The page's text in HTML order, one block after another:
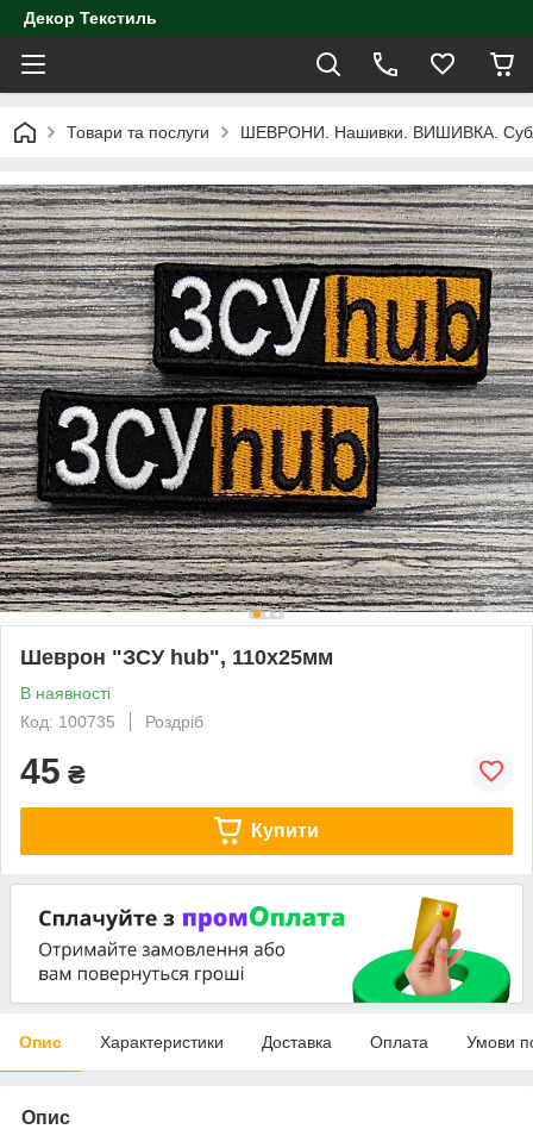
Декор Текстиль
Товари та послуги ШЕВРОНИ. Нашивки. ВИШИВКА.
Шеврон "ЗСУ hub", 110х25мм
В наявності
Код: 100735
Роздріб
45 ₴
Купити
Опис Характеристики Доставка Оплата Умови
Опис